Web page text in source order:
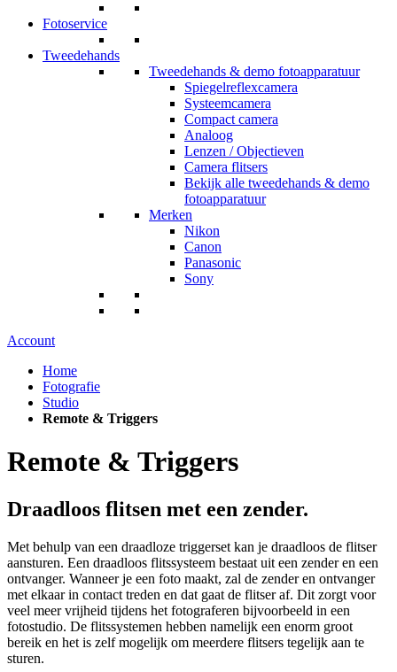
Fotoservice
Tweedehands
Tweedehands & demo fotoapparatuur
Spiegelreflexcamera
Systeemcamera
Compact camera
Analoog
Lenzen / Objectieven
Camera flitsers
Bekijk alle tweedehands & demo
fotoapparatuur
Merken
Nikon
Canon
Panasonic
Sony
Account
Home
Fotografie
Studio
Remote & Triggers
Remote & Triggers
Draadloos flitsen met een zender.
Met behulp van een draadloze triggerset kan je draadloos de flitser
aansturen. Een draadloos flitssysteem bestaat uit een zender en een
ontvanger. Wanneer je een foto maakt, zal de zender en ontvanger
met elkaar in contact treden en dat gaat de flitser af. Dit zorgt voor
veel meer vrijheid tijdens het fotograferen bijvoorbeeld in een
fotostudio. De flitssystemen hebben namelijk een enorm groot
bereik en het is zelf mogelijk om meerdere flitsers tegelijk aan te
sturen.